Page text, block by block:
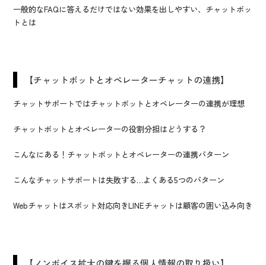
一般的なFAQに答えるだけではない効果を出しやすい、チャットボッ
トとは
【チャットボットとオペレーターチャットの連携】
チャットサポートではチャットボットとオペレーターの連携が理想
チャットボットとオペレーターの役割分担はどうする？
こんなにある！チャットボットとオペレーターの連携パターン
こんなチャットサポートは失敗する…よくある5つのパターン
Webチャットはスポット対応向きLINEチャットは顧客の囲い込み向き